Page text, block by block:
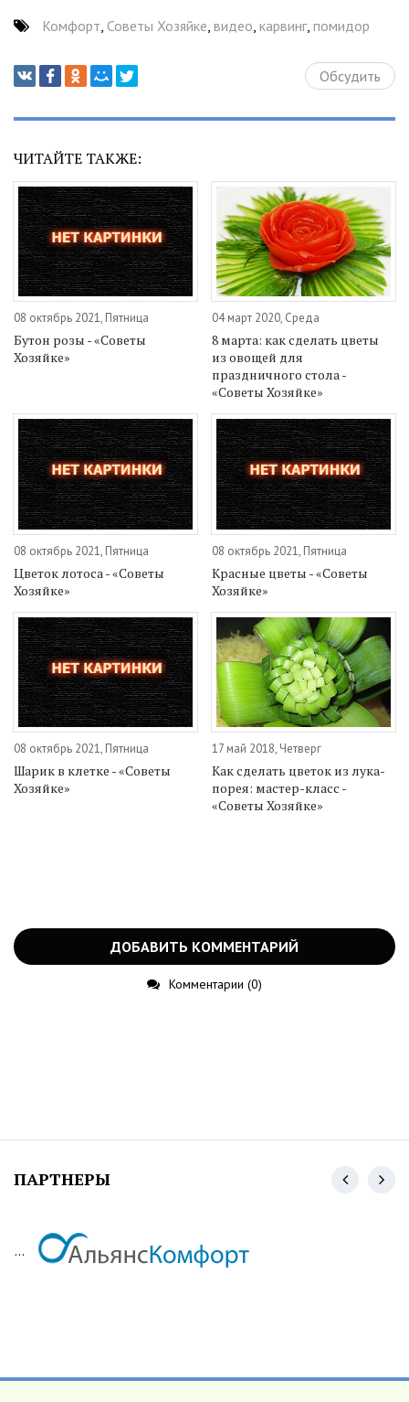
Комфорт, Советы Хозяйке, видео, карвинг, помидор
Обсудить
ЧИТАЙТЕ ТАКЖЕ:
08 октябрь 2021, Пятница
Бутон розы - «Советы
Хозяйке»
04 март 2020, Среда
8 марта: как сделать цветы
из овощей для
праздничного стола -
«Советы Хозяйке»
08 октябрь 2021, Пятница
Цветок лотоса - «Советы
Хозяйке»
08 октябрь 2021, Пятница
Красные цветы - «Советы
Хозяйке»
08 октябрь 2021, Пятница
Шарик в клетке - «Советы
Хозяйке»
17 май 2018, Четверг
Как сделать цветок из лука-
порея: мастер-класс -
«Советы Хозяйке»
ДОБАВИТЬ КОММЕНТАРИЙ
Комментарии (0)
ПАРТНЕРЫ
...